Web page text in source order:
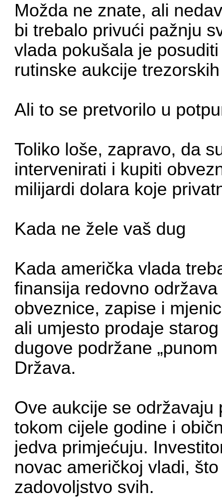
Možda ne znate, ali
bi trebalo privući pažnju
vlada pokušala je
rutinske aukcije
Ali to se pretvorilo u
Toliko loše, zapravo, da
intervenirati i kupiti
milijardi dolara koje
Kada ne žele vaš dug
Kada američka vlada
finansija redovno
obveznice, zapise i
ali umjesto prodaje
dugove podržane
Država.
Ove aukcije se
tokom cijele godine i
jedva primjećuju.
novac američkoj vladi,
zadovoljstvo svih.